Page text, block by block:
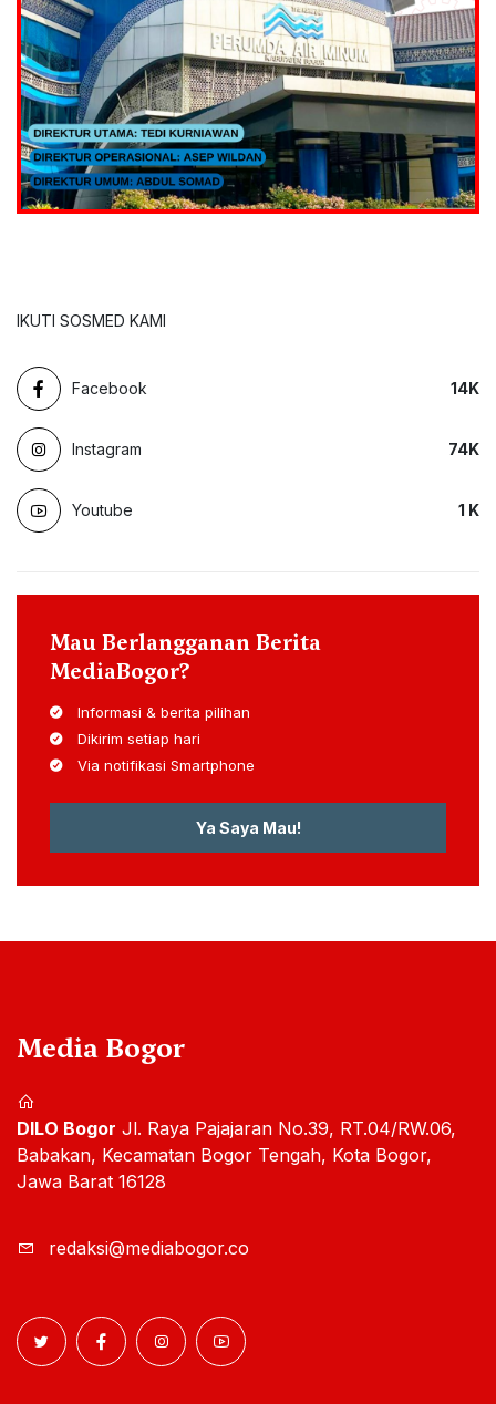
IKUTI SOSMED KAMI
Facebook 14K
Instagram 74K
Youtube 1 K
Mau Berlangganan Berita
MediaBogor?
Informasi & berita pilihan
Dikirim setiap hari
Via notifikasi Smartphone
Ya Saya Mau!
Media Bogor
DILO Bogor Jl. Raya Pajajaran No.39, RT.04/RW.06,
Babakan, Kecamatan Bogor Tengah, Kota Bogor,
Jawa Barat 16128
redaksi@mediabogor.co